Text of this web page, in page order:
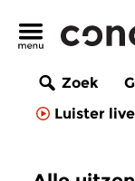
Zoek
Luister live